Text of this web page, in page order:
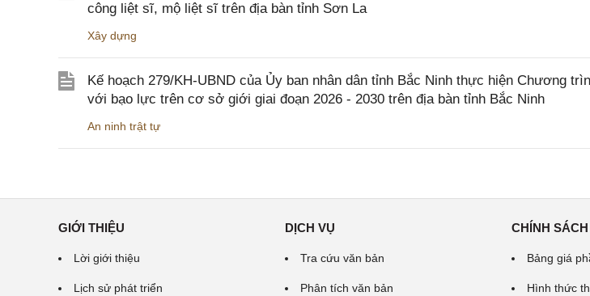
công liệt sĩ, mộ liệt sĩ trên địa bàn tỉnh Sơn La
Xây dựng
Kế hoạch 279/KH-UBND của Ủy ban nhân dân tỉnh Bắc Ninh thực hiện Chương
với bạo lực trên cơ sở giới giai đoạn 2026 - 2030 trên địa bàn tỉnh Bắc Ninh
An ninh trật tự
GIỚI THIỆU
Lời giới thiệu
Lịch sử phát triển
DỊCH VỤ
Tra cứu văn bản
Phân tích văn bản
CHÍNH SÁCH
Bảng giá
Hình thức